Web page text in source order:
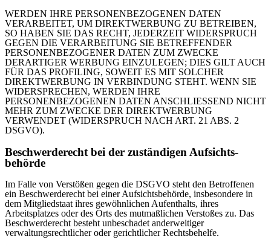
WERDEN IHRE PERSONENBEZOGENEN DATEN
VERARBEITET, UM DIREKTWERBUNG ZU BETREIBEN,
SO HABEN SIE DAS RECHT, JEDERZEIT WIDERSPRUCH
GEGEN DIE VERARBEITUNG SIE BETREFFENDER
PERSONENBEZOGENER DATEN ZUM ZWECKE
DERARTIGER WERBUNG EINZULEGEN; DIES GILT AUCH
FÜR DAS PROFILING, SOWEIT ES MIT SOLCHER
DIREKTWERBUNG IN VERBINDUNG STEHT. WENN SIE
WIDERSPRECHEN, WERDEN IHRE
PERSONENBEZOGENEN DATEN ANSCHLIESSEND NICHT
MEHR ZUM ZWECKE DER DIREKTWERBUNG
VERWENDET (WIDERSPRUCH NACH ART. 21 ABS. 2
DSGVO).
Beschwerde­recht bei der zuständigen Aufsichts­
behörde
Im Falle von Verstößen gegen die DSGVO steht den Betroffenen
ein Beschwerderecht bei einer Aufsichtsbehörde, insbesondere in
dem Mitgliedstaat ihres gewöhnlichen Aufenthalts, ihres
Arbeitsplatzes oder des Orts des mutmaßlichen Verstoßes zu. Das
Beschwerderecht besteht unbeschadet anderweitiger
verwaltungsrechtlicher oder gerichtlicher Rechtsbehelfe.